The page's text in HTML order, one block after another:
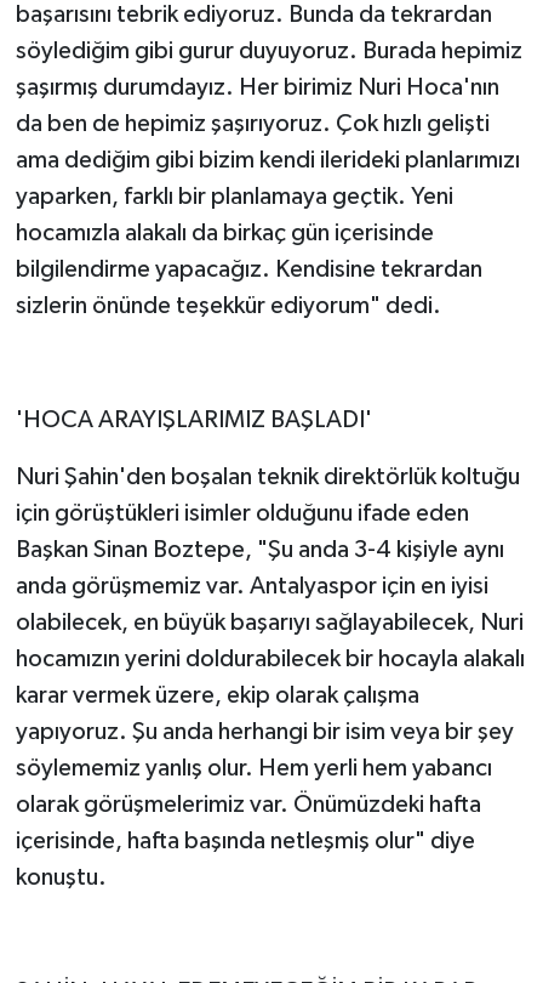
başarısını tebrik ediyoruz. Bunda da tekrardan
söylediğim gibi gurur duyuyoruz. Burada hepimiz
şaşırmış durumdayız. Her birimiz Nuri Hoca'nın
da ben de hepimiz şaşırıyoruz. Çok hızlı gelişti
ama dediğim gibi bizim kendi ilerideki planlarımızı
yaparken, farklı bir planlamaya geçtik. Yeni
hocamızla alakalı da birkaç gün içerisinde
bilgilendirme yapacağız. Kendisine tekrardan
sizlerin önünde teşekkür ediyorum" dedi.
'HOCA ARAYIŞLARIMIZ BAŞLADI'
Nuri Şahin'den boşalan teknik direktörlük koltuğu
için görüştükleri isimler olduğunu ifade eden
Başkan Sinan Boztepe, "Şu anda 3-4 kişiyle aynı
anda görüşmemiz var. Antalyaspor için en iyisi
olabilecek, en büyük başarıyı sağlayabilecek, Nuri
hocamızın yerini doldurabilecek bir hocayla alakalı
karar vermek üzere, ekip olarak çalışma
yapıyoruz. Şu anda herhangi bir isim veya bir şey
söylememiz yanlış olur. Hem yerli hem yabancı
olarak görüşmelerimiz var. Önümüzdeki hafta
içerisinde, hafta başında netleşmiş olur" diye
konuştu.